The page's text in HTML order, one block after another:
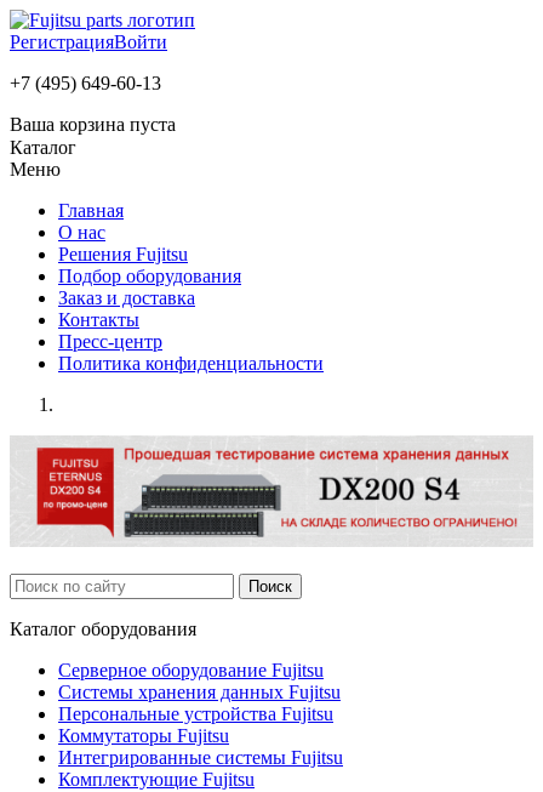
РегистрацияВойти
+7 (495) 649-60-13
Ваша корзина пуста
Каталог
Меню
Главная
О нас
Решения Fujitsu
Подбор оборудования
Заказ и доставка
Контакты
Пресс-центр
Политика конфиденциальности
Каталог оборудования
Серверное оборудование Fujitsu
Системы хранения данных Fujitsu
Персональные устройства Fujitsu
Коммутаторы Fujitsu
Интегрированные системы Fujitsu
Комплектующие Fujitsu